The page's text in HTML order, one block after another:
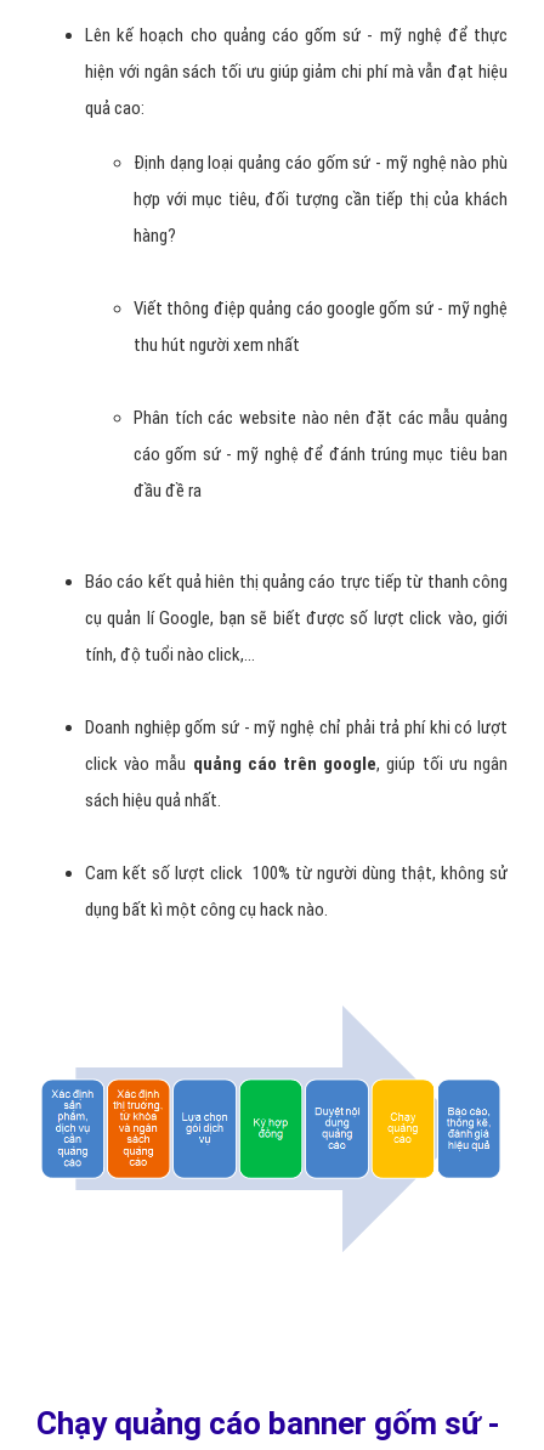
Lên kế hoạch cho quảng cáo gốm sứ - mỹ nghệ để thực
hiện với ngân sách tối ưu giúp giảm chi phí mà vẫn đạt hiệu
quả cao:
Định dạng loại quảng cáo gốm sứ - mỹ nghệ nào phù
hợp với mục tiêu, đối tượng cần tiếp thị của khách
hàng?
Viết thông điệp quảng cáo google gốm sứ - mỹ nghệ
thu hút người xem nhất
Phân tích các website nào nên đặt các mẫu quảng
cáo gốm sứ - mỹ nghệ để đánh trúng mục tiêu ban
đầu đề ra
Báo cáo kết quả hiên thị quảng cáo trực tiếp từ thanh công
cụ quản lí Google, bạn sẽ biết được số lượt click vào, giới
tính, độ tuổi nào click,…
Doanh nghiệp gốm sứ - mỹ nghệ chỉ phải trả phí khi có lượt
click vào mẫu quảng cáo trên google, giúp tối ưu ngân
sách hiệu quả nhất.
Cam kết số lượt click 100% từ người dùng thật, không sử
dụng bất kì một công cụ hack nào.
Chạy quảng cáo banner gốm sứ -